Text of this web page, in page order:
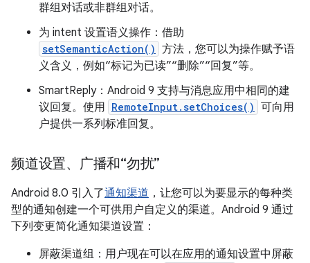
群组对话或非群组对话。
为 intent 设置语义操作：借助
setSemanticAction() 方法，您可以为操作赋予语
义含义，例如“标记为已读”“删除”“回复”等。
SmartReply：Android 9 支持与消息应用中相同的建
议回复。使用 RemoteInput.setChoices() 可向用
户提供一系列标准回复。
频道设置、广播和“勿扰”
Android 8.0 引入了通知渠道 ，让您可以为要显示的每种类
型的通知创建一个可供用户自定义的渠道。Android 9 通过
下列变更简化通知渠道设置：
屏蔽渠道组：用户现在可以在应用的通知设置中屏蔽